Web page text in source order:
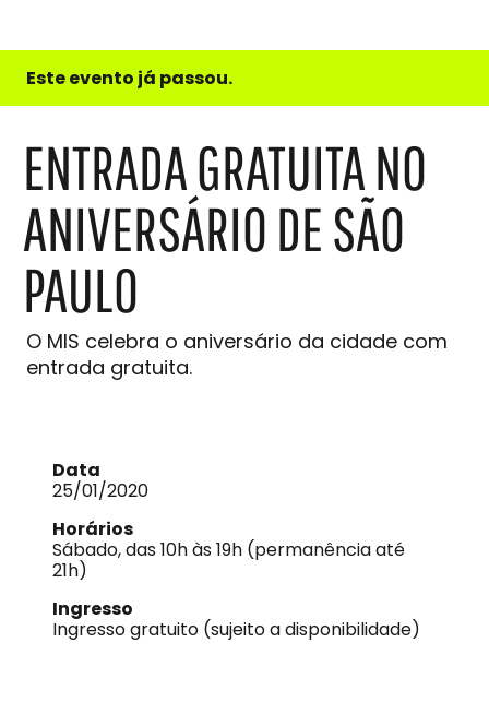
e
do
Este evento já passou.
ENTRADA GRATUITA NO
ANIVERSÁRIO DE SÃO
PAULO
O MIS celebra o aniversário da cidade com
entrada gratuita.
Data
25/01/2020
Horários
Sábado, das 10h às 19h (permanência até
21h)
Ingresso
Ingresso gratuito (sujeito a disponibilidade)